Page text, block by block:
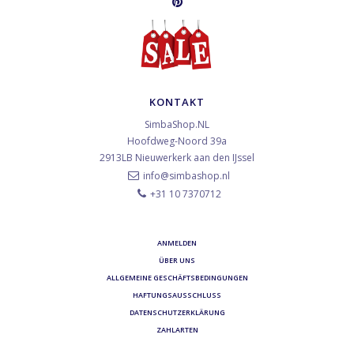
KONTAKT
SimbaShop.NL
Hoofdweg-Noord 39a
2913LB Nieuwerkerk aan den IJssel
info@simbashop.nl
+31 10 7370712
ANMELDEN
ÜBER UNS
ALLGEMEINE GESCHÄFTSBEDINGUNGEN
HAFTUNGSAUSSCHLUSS
DATENSCHUTZERKLÄRUNG
ZAHLARTEN